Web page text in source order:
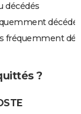
décédés
fréquemment
?